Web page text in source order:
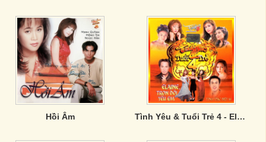
Hồi Âm Tình Yêu & Tuổi Trẻ 4 - Elaine, Trọn Đời Yêu Em